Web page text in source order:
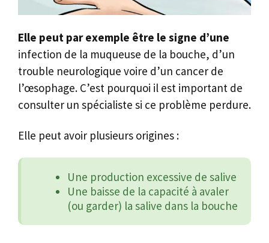
Elle peut par exemple être le signe d’une
infection de la muqueuse de la bouche, d’un
trouble neurologique voire d’un cancer de
l’œsophage. C’est pourquoi il est important de
consulter un spécialiste si ce problème perdure.
Elle peut avoir plusieurs origines :
Une production excessive de salive
Une baisse de la capacité à avaler
(ou garder) la salive dans la bouche